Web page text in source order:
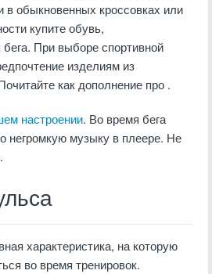
в обыкновенных кроссовках или
купите обувь,
При выборе спортивной
изделиям из
как дополнение про .
настроении. Во время бега
негромкую музыку в плеере. Не
характеристика, на которую
во время тренировок.